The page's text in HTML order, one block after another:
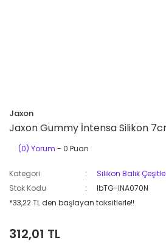
Jaxon
Jaxon Gummy İntensa Silikon
(0) Yorum - 0 Puan
Kategori
Silikon Balık
Stok Kodu
lbTG-INA070N
*33,22 TL den başlayan taksitlerle!!
312,01 TL